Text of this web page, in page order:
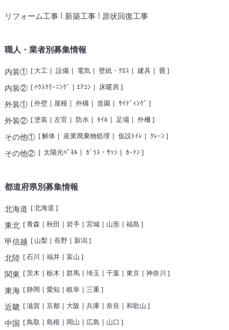
リフォーム工事| 新築工事| 原状回復工事
職人・業者別募集情報
内装①[ 大工| 設備| 電気| 壁紙・ｸﾛｽ | 建具| 畳]
内装②[ﾊｳｽｸﾘｰﾆﾝｸﾞ | ｴｱｺﾝ | 床暖房]
外装①[外壁| 屋根 | 外構| 造園 | ｻｲﾃﾞｨﾝｸﾞ ]
外装②[塗装 | 左官 | 防水| ﾀｲﾙ | 足場| 外柵 ]
その他①[解体| 産業廃棄物処理 | 仮設ﾄｲﾚ | ｸﾚｰﾝ ]
その他②[ 太陽光ﾊﾟﾈﾙ | ｶﾞﾗｽ・ｻｯｼ | ｶｰﾃﾝ ]
都道府県別募集情報
北海道 [北海道 ]
東北 [青森 | 秋田 | 岩手| 宮城| 山形| 福島 ]
甲信越 [ 山梨 | 長野| 新潟]
北陸 [石川 | 福井| 富山 ]
関東 [茨木 | 栃木 | 群馬| 埼玉 | 千葉| 東京| 神奈川 ]
東海[静岡 | 愛知 | 岐阜| 三重]
近畿[滋賀 | 京都| 大阪 | 兵庫| 奈良 | 和歌山 ]
中国 [鳥取 | 島根 | 岡山 | 広島 | 山口 ]